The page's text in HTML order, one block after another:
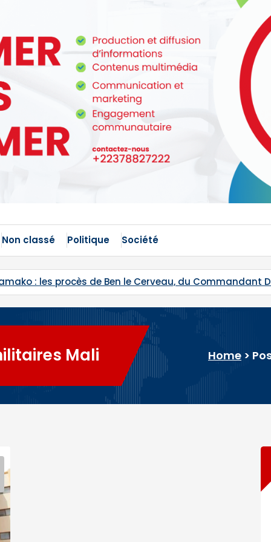
Non classé Politique Société
procès de Ben le Cerveau, du Commandant Daouda
Mali Home >